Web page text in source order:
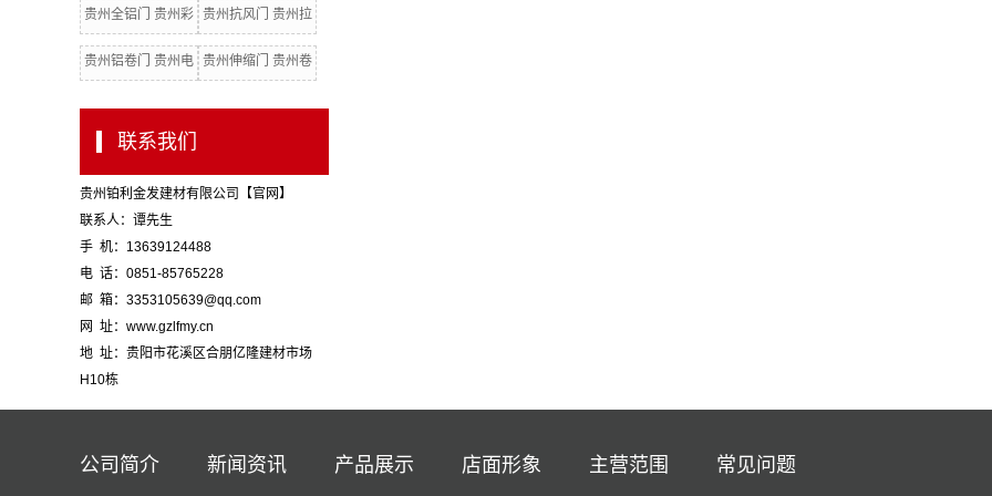
贵州全铝门 贵州彩
钢门
贵州抗风门 贵州拉
闸门 贵州水晶门
贵州铝卷门 贵州电 贵州伸缩门 贵州卷
联系我们
贵州铂利金发建材有限公司【官网】
联系人：谭先生
手 机：13639124488
电 话：0851-85765228
邮 箱：3353105639@qq.com
网 址：www.gzlfmy.cn
地 址：贵阳市花溪区合朋亿隆建材市场
H10栋
公司简介 新闻资讯 产品展示 店面形象 主营范围 常见问题